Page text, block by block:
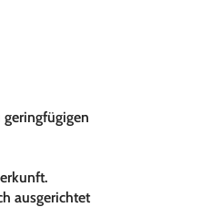
ausgerichtet